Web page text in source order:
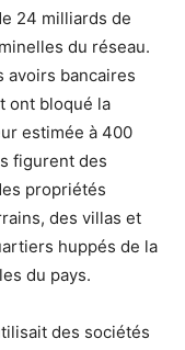
24 milliards de
du réseau.
avoirs bancaires
ont bloqué la
estimée à 400
figurent des
propriétés
des villas et
huppés de la
du pays.
des sociétés